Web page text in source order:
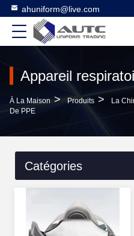
ahuniform@live.com
Appareil
À La Maison > Produits >
La
De PPE
Catégories